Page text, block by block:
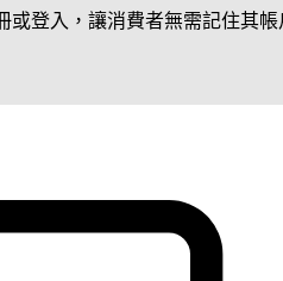
或登入，讓消費者無需記住其帳